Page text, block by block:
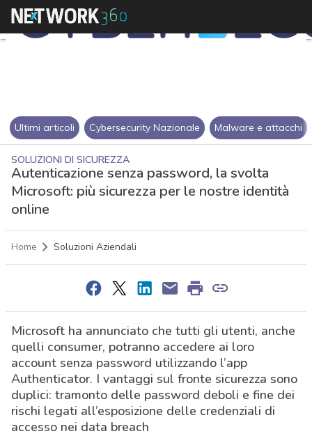
Ultimi articoli Cybersecurity Nazionale Malware e attacchi
SOLUZIONI DI SICUREZZA
Autenticazione senza password, la svolta
Microsoft: più sicurezza per le nostre identità
online
Home Soluzioni Aziendali
Microsoft ha annunciato che tutti gli utenti, anche
quelli consumer, potranno accedere ai loro
account senza password utilizzando l’app
Authenticator. I vantaggi sul fronte sicurezza sono
duplici: tramonto delle password deboli e fine dei
rischi legati all’esposizione delle credenziali di
accesso nei data breach